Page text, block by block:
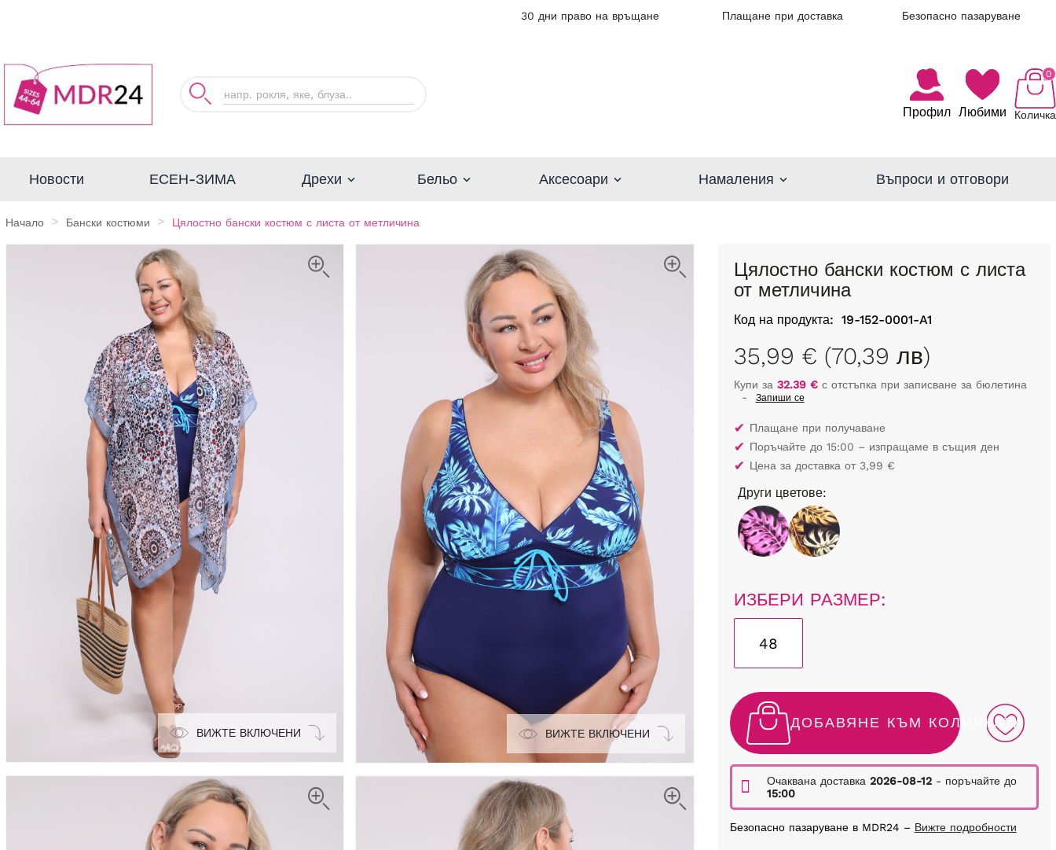
30 дни право на връщане Плащане при доставка Безопасно пазаруване
Профил Любими Количка
0
Новости ЕСЕН-ЗИМА Дрехи Бельо Аксесоари Намаления Въпроси и отговори
Начало Бански костюми Цялостно бански костюм с листа от метличина
ВИЖТЕ ВКЛЮЧЕНИ ВИЖТЕ ВКЛЮЧЕНИ
Цялостно бански костюм с листа
от метличина
Код на продукта: 19-152-0001-A1
35,99 € (70,39 лв)
Купи за 32.39 €с отстъпка при записване за бюлетина
-
Запиши се
✔ Плащане при получаване
✔ Поръчайте до 15:00 – изпращаме в същия ден
✔ Цена за доставка от 3,99 €
Други цветове:
ИЗБЕРИ РАЗМЕР:
48
ДОБАВЯНЕ КЪМ КОЛИЧКАТА
Очаквана доставка 2026-08-12- поръчайте до
15:00
Безопасно пазаруване в MDR24 – Вижте подробности